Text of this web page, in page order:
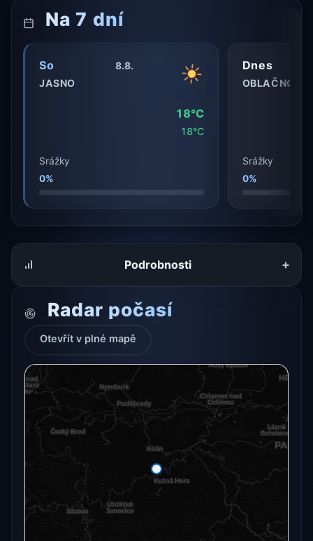
Na 7 dní
So
8.8.
JASNO
18°C
18°C
Srážky
0%
Dnes
OBLAČNO
Srážky
0%
Podrobnosti +
Radar počasí
Otevřít v plné mapě
Radarový snímek momentálně není dostupný.
Otevřít v plné mapě
Zkusit znovu
Otevřít v plné mapě →